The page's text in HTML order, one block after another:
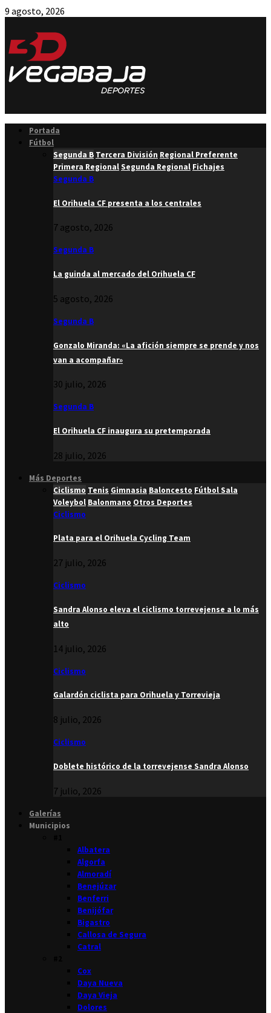
9 agosto, 2026
Portada
Fútbol
Segunda B Tercera División Regional Preferente
Primera RegionalSegunda Regional Fichajes
Segunda B
El Orihuela CF presenta a los centrales
7 agosto, 2026
Segunda B
La guinda al mercado del Orihuela CF
5 agosto, 2026
Segunda B
Gonzalo Miranda: «La afición siempre se prende y nos
van a acompañar»
30 julio, 2026
Segunda B
El Orihuela CF inaugura su pretemporada
28 julio, 2026
Más Deportes
Ciclismo Tenis Gimnasia Baloncesto Fútbol Sala
Voleybol Balonmano Otros Deportes
Ciclismo
Plata para el Orihuela Cycling Team
27 julio, 2026
Ciclismo
Sandra Alonso eleva el ciclismo torrevejense a lo más
alto
14 julio, 2026
Ciclismo
Galardón ciclista para Orihuela y Torrevieja
8 julio, 2026
Ciclismo
Doblete histórico de la torrevejense Sandra Alonso
7 julio, 2026
Galerías
Municipios
Albatera
Algorfa
Almoradí
Benejúzar
Benferri
Benijófar
Bigastro
Callosa de Segura
Catral
Cox
Daya Nueva
Daya Vieja
Dolores